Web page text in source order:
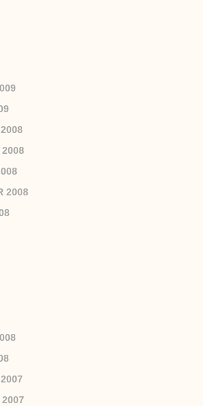
2008
2008
2007